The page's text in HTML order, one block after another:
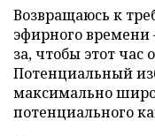
Возвращаюсь к
эфирного
за, чтобы этот час
Потенциальный
максимально
потенциального